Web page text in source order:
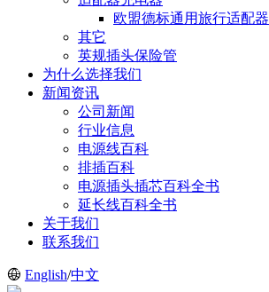
欧盟德标通用旅行适配器
其它
英规插头保险管
为什么选择我们
新闻资讯
公司新闻
行业信息
电源线百科
排插百科
电源插头插芯百科全书
延长线百科全书
关于我们
联系我们
English/中文